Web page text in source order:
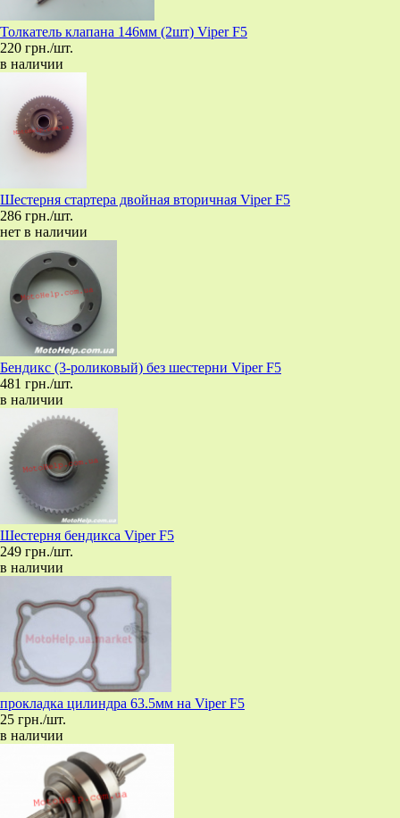
Толкатель клапана 146мм (2шт) Viper F5
220 грн./шт.
в наличии
Шестерня стартера двойная вторичная Viper F5
286 грн./шт.
нет в наличии
Бендикс (3-роликовый) без шестерни Viper F5
481 грн./шт.
в наличии
Шестерня бендикса Viper F5
249 грн./шт.
в наличии
прокладка цилиндра 63.5мм на Viper F5
25 грн./шт.
в наличии